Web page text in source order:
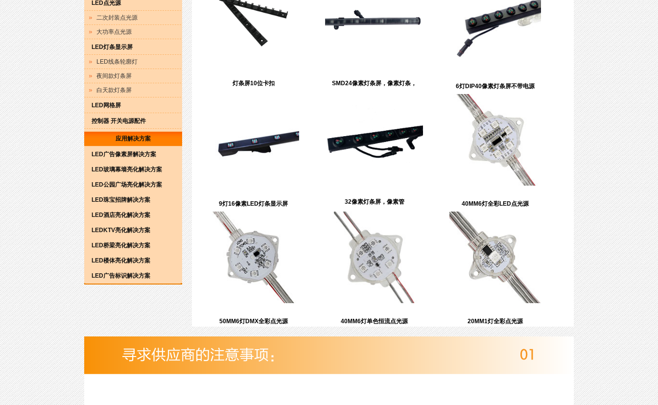
LED点光源
二次封装点光源
大功率点光源
LED灯条显示屏
LED线条轮廓灯
夜间款灯条屏
白天款灯条屏
LED网格屏
控制器 开关电源配件
应用解决方案
LED广告像素屏解决方案
LED玻璃幕墙亮化解决方案
LED公园广场亮化解决方案
LED珠宝招牌解决方案
LED酒店亮化解决方案
LEDKTV亮化解决方案
LED桥梁亮化解决方案
LED楼体亮化解决方案
LED广告标识解决方案
灯条屏10位卡扣 SMD24像素灯条屏，像素灯条， 6灯DIP40像素灯条屏不带电源
9灯16像素LED灯条显示屏 32像素灯条屏，像素管 40MM6灯全彩LED点光源
50MM6灯DMX全彩点光源 40MM6灯单色恒流点光源 20MM1灯全彩点光源